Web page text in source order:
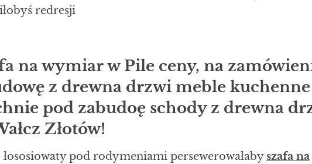
redresji
na wymiar w Pile ceny, na
z drewna drzwi meble kuchenne
pod zabudoę schody z drewna
Złotów!
łososiowaty pod rodymeniami persewerowałaby szafa na